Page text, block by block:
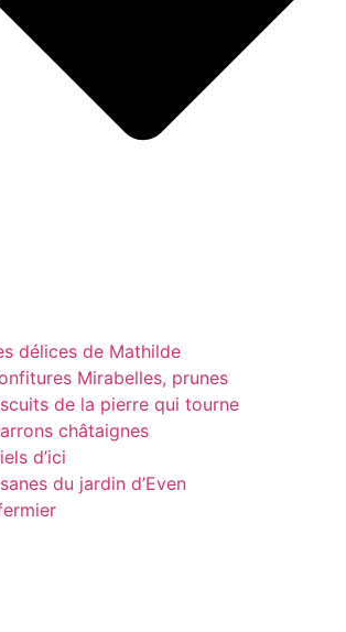
délices de Mathilde
Mirabelles, prunes
de la pierre qui tourne
châtaignes
d’ici
du jardin d’Even